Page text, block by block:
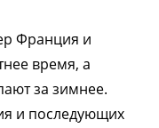
Франция и
время, а
за зимнее.
и последующих